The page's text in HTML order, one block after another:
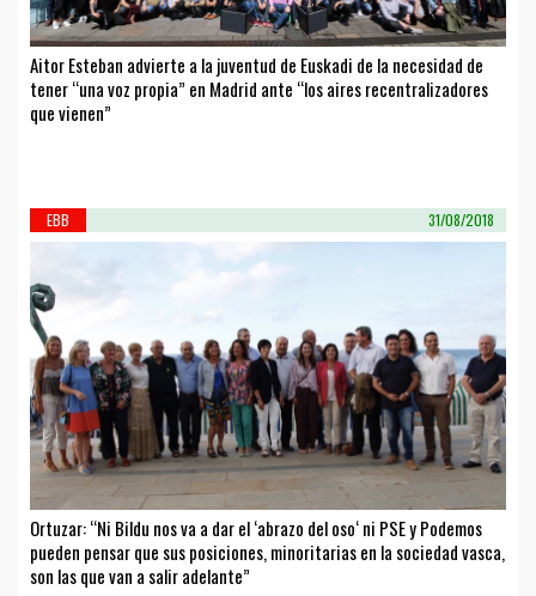
Aitor Esteban advierte a la juventud de Euskadi de la necesidad de
tener “una voz propia” en Madrid ante “los aires recentralizadores
que vienen”
EBB 31/08/2018
Ortuzar: “Ni Bildu nos va a dar el ‘abrazo del oso‘ ni PSE y Podemos
pueden pensar que sus posiciones, minoritarias en la sociedad vasca,
son las que van a salir adelante”